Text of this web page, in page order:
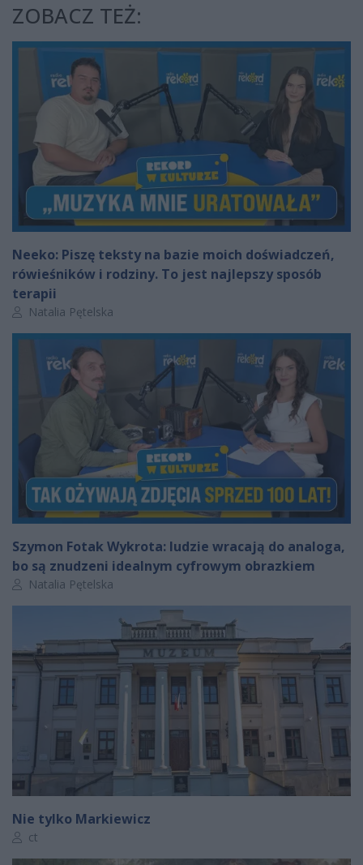
ZOBACZ TEŻ:
Neeko: Piszę teksty na bazie moich doświadczeń,
rówieśników i rodziny. To jest najlepszy sposób
terapii
Autor artykułu:
Natalia Pętelska
Szymon Fotak Wykrota: ludzie wracają do analoga,
bo są znudzeni idealnym cyfrowym obrazkiem
Autor artykułu:
Natalia Pętelska
Nie tylko Markiewicz
Autor artykułu:
ct